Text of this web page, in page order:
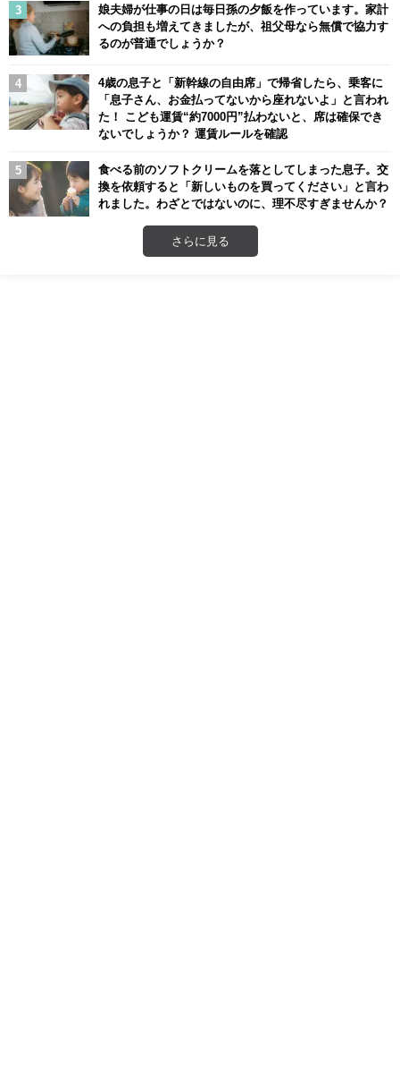
娘夫婦が仕事の日は毎日孫の夕飯を作っています。家計
への負担も増えてきましたが、祖父母なら無償で協力す
るのが普通でしょうか？
4歳の息子と「新幹線の自由席」で帰省したら、乗客に
「息子さん、お金払ってないから座れないよ」と言われ
た！ こども運賃“約7000円”払わないと、席は確保でき
ないでしょうか？ 運賃ルールを確認
食べる前のソフトクリームを落としてしまった息子。交
換を依頼すると「新しいものを買ってください」と言わ
れました。わざとではないのに、理不尽すぎませんか？
さらに見る